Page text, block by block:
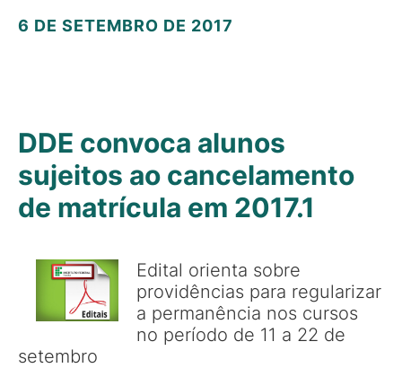
6 DE SETEMBRO DE 2017
DDE convoca alunos
sujeitos ao cancelamento
de matrícula em 2017.1
Edital orienta sobre
providências para regularizar
a permanência nos cursos
no período de 11 a 22 de
setembro